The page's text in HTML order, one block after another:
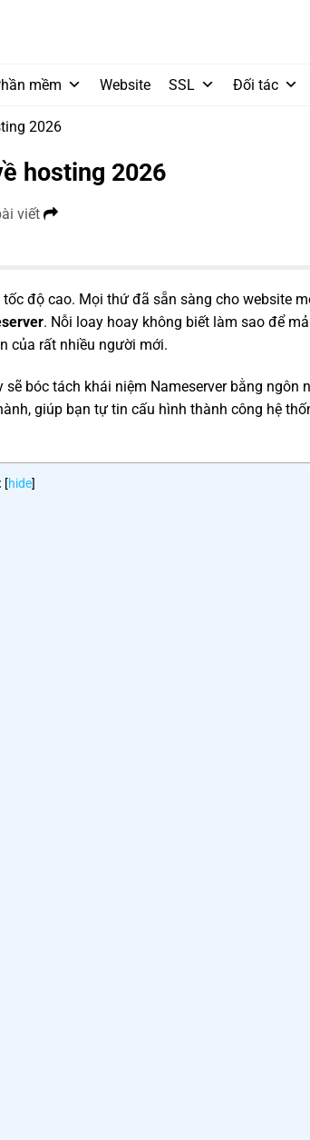
mềm Website SSL Đối tác
2026
hosting 2026
viết
tốc độ cao. Mọi thứ đã sẵn sàng cho website
. Nỗi loay hoay không biết làm sao để
của rất nhiều người mới.
bóc tách khái niệm Nameserver bằng ngôn
giúp bạn tự tin cấu hình thành công hệ
[hide]